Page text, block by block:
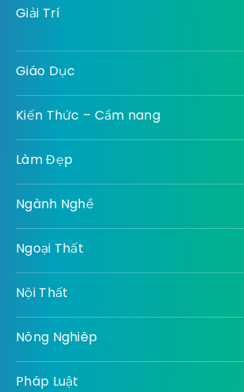
Giải Trí
Giáo Dục
Kiến Thức – Cẩm nang
Làm Đẹp
Ngành Nghề
Ngoại Thất
Nội Thất
Nông Nghiêp
Pháp Luật